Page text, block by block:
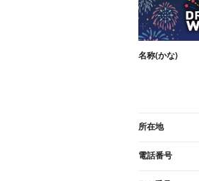
名称(かな)
所在地
電話番号